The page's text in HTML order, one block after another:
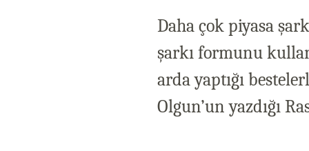
Daha çok piyasa
şarkı formunu
arda yaptığı
Olgun’un yazdığı